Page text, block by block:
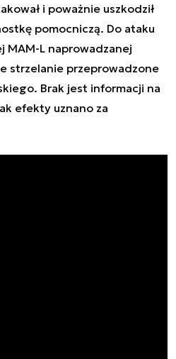
i poważnie uszkodził
pomocniczą. Do ataku
MAM-L naprowadzanej
strzelanie przeprowadzone
Brak jest informacji na
efekty uznano za